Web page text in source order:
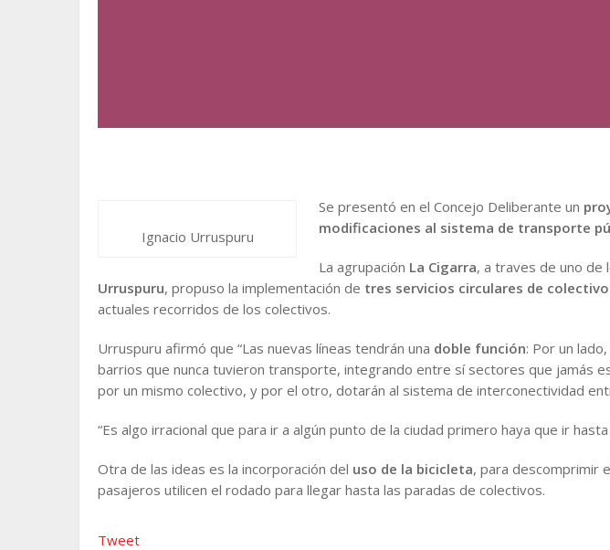
Ignacio Urruspuru
Se presentó en el Concejo Deliberante un
modificaciones al sistema de transporte
La agrupación La Cigarra, a traves de uno de
Urruspuru, propuso la implementación de tres servicios circulares de
actuales recorridos de los colectivos.
Urruspuru afirmó que “Las nuevas líneas tendrán una doble función: Por un
barrios que nunca tuvieron transporte, integrando entre sí sectores que jamás
por un mismo colectivo, y por el otro, dotarán al sistema de interconectividad
“Es algo irracional que para ir a algún punto de la ciudad primero haya que ir
Otra de las ideas es la incorporación del uso de la bicicleta, para descomprimir
pasajeros utilicen el rodado para llegar hasta las paradas de colectivos.
Tweet